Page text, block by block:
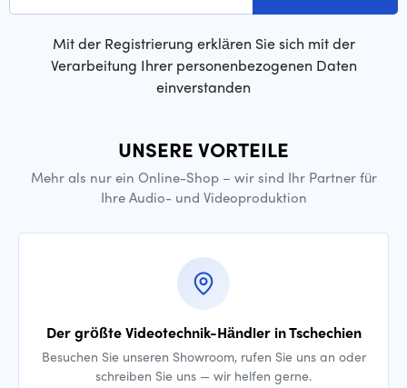
Mit der Registrierung erklären Sie sich mit der
Verarbeitung Ihrer personenbezogenen Daten
einverstanden
UNSERE VORTEILE
Mehr als nur ein Online-Shop – wir sind Ihr Partner für
Ihre Audio- und Videoproduktion
Der größte Videotechnik-Händler in Tschechien
Besuchen Sie unseren Showroom, rufen Sie uns an oder
schreiben Sie uns — wir helfen gerne.